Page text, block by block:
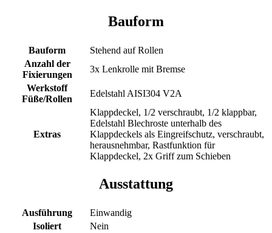
Bauform
Bauform
Stehend auf Rollen
Anzahl der
Fixierungen
3x Lenkrolle mit Bremse
Werkstoff
Füße/Rollen
Edelstahl AISI304 V2A
Extras
Klappdeckel, 1/2 verschraubt, 1/2 klappbar,
Edelstahl Blechroste unterhalb des
Klappdeckels als Eingreifschutz, verschraubt,
herausnehmbar, Rastfunktion für
Klappdeckel, 2x Griff zum Schieben
Ausstattung
Ausführung
Einwandig
Isoliert
Nein